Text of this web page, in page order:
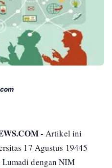
- Artikel ini
17 Agustus 19445
Lumadi dengan NIM